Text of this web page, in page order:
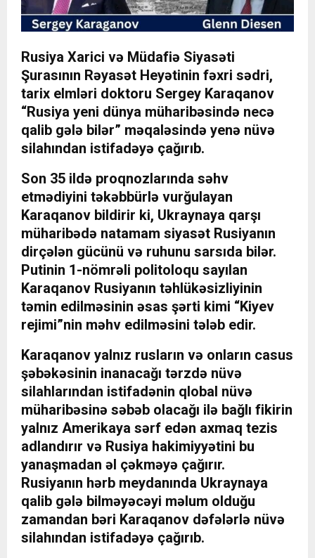
Rusiya Xarici və Müdafiə Siyasəti
Şurasının Rəyasət Heyətinin fəxri sədri,
tarix elmləri doktoru Sergey Karaqanov
“Rusiya yeni dünya müharibəsində necə
qalib gələ bilər” məqaləsində yenə nüvə
silahından istifadəyə çağırıb.
Son 35 ildə proqnozlarında səhv
etmədiyini təkəbbürlə vurğulayan
Karaqanov bildirir ki, Ukraynaya qarşı
müharibədə natamam siyasət Rusiyanın
dirçələn gücünü və ruhunu sarsıda bilər.
Putinin 1-nömrəli politoloqu sayılan
Karaqanov Rusiyanın təhlükəsizliyinin
təmin edilməsinin əsas şərti kimi “Kiyev
rejimi”nin məhv edilməsini tələb edir.
Karaqanov yalnız rusların və onların casus
şəbəkəsinin inanacağı tərzdə nüvə
silahlarından istifadənin qlobal nüvə
müharibəsinə səbəb olacağı ilə bağlı fikirin
yalnız Amerikaya sərf edən axmaq tezis
adlandırır və Rusiya hakimiyyətini bu
yanaşmadan əl çəkməyə çağırır.
Rusiyanın hərb meydanında Ukraynaya
qalib gələ bilməyəcəyi məlum olduğu
zamandan bəri Karaqanov dəfələrlə nüvə
silahından istifadəyə çağırıb.